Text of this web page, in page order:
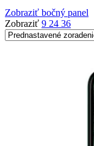
Zobraziť bočný panel
Zobraziť 9 24 36